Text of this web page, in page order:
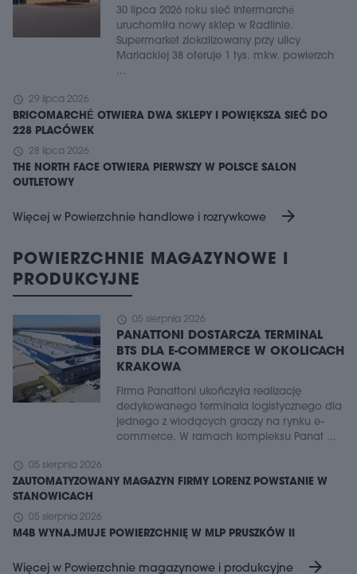
30 lipca 2026 roku sieć Intermarché
uruchomiła nowy sklep w Radlinie.
Supermarket zlokalizowany przy ulicy
Mariackiej 38 oferuje 1 tys. mkw. powierzch
...
schedule 29 lipca 2026
BRICOMARCHÉ OTWIERA DWA SKLEPY I POWIĘKSZA SIEĆ DO
228 PLACÓWEK
schedule 28 lipca 2026
THE NORTH FACE OTWIERA PIERWSZY W POLSCE SALON
OUTLETOWY
Więcej w Powierzchnie handlowe i rozrywkowe arrow_forward
POWIERZCHNIE MAGAZYNOWE I
PRODUKCYJNE
schedule 05 sierpnia 2026
PANATTONI DOSTARCZA TERMINAL
BTS DLA E-COMMERCE W OKOLICACH
KRAKOWA
Firma Panattoni ukończyła realizację
dedykowanego terminala logistycznego dla
jednego z wiodących graczy na rynku e-
commerce. W ramach kompleksu Panat ...
schedule 05 sierpnia 2026
ZAUTOMATYZOWANY MAGAZYN FIRMY LORENZ POWSTANIE W
STANOWICACH
schedule 05 sierpnia 2026
M4B WYNAJMUJE POWIERZCHNIĘ W MLP PRUSZKÓW II
Więcej w Powierzchnie magazynowe i produkcyjne arrow_forward